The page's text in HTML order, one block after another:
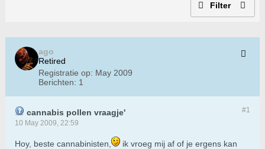
Filter
ago
Retired
Registratie op: May 2009
Berichten: 1
#1
cannabis pollen vraagje'
10 May 2009, 22:59
Hoy, beste cannabinisten,
ik vroeg mij af of je ergens kan